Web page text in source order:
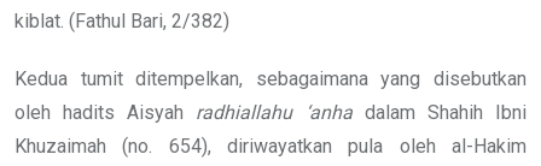
kiblat. (Fathul Bari, 2/382)
Kedua tumit ditempelkan, sebagaimana yang disebutkan
oleh hadits Aisyah radhiallahu ‘anhadalam Shahih Ibni
Khuzaimah (no. 654), diriwayatkan pula oleh al-Hakim